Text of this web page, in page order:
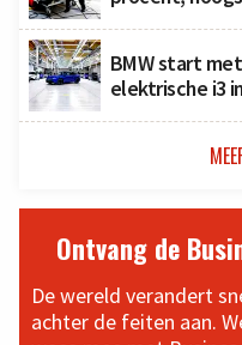
BMW start
elektrische i3
Ontvang de
De wereld verandert
achter de feiten aan.